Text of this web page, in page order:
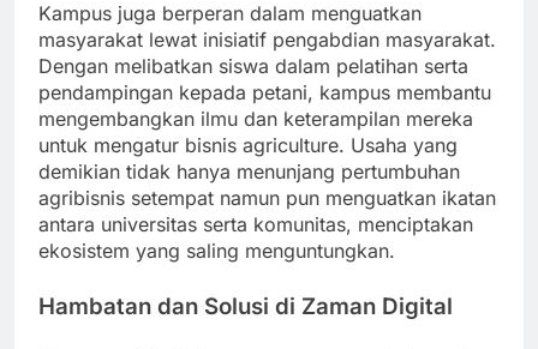
Kampus juga berperan dalam menguatkan
masyarakat lewat inisiatif pengabdian masyarakat.
Dengan melibatkan siswa dalam pelatihan serta
pendampingan kepada petani, kampus membantu
mengembangkan ilmu dan keterampilan mereka
untuk mengatur bisnis agriculture. Usaha yang
demikian tidak hanya menunjang pertumbuhan
agribisnis setempat namun pun menguatkan ikatan
antara universitas serta komunitas, menciptakan
ekosistem yang saling menguntungkan.
Hambatan dan Solusi di Zaman Digital